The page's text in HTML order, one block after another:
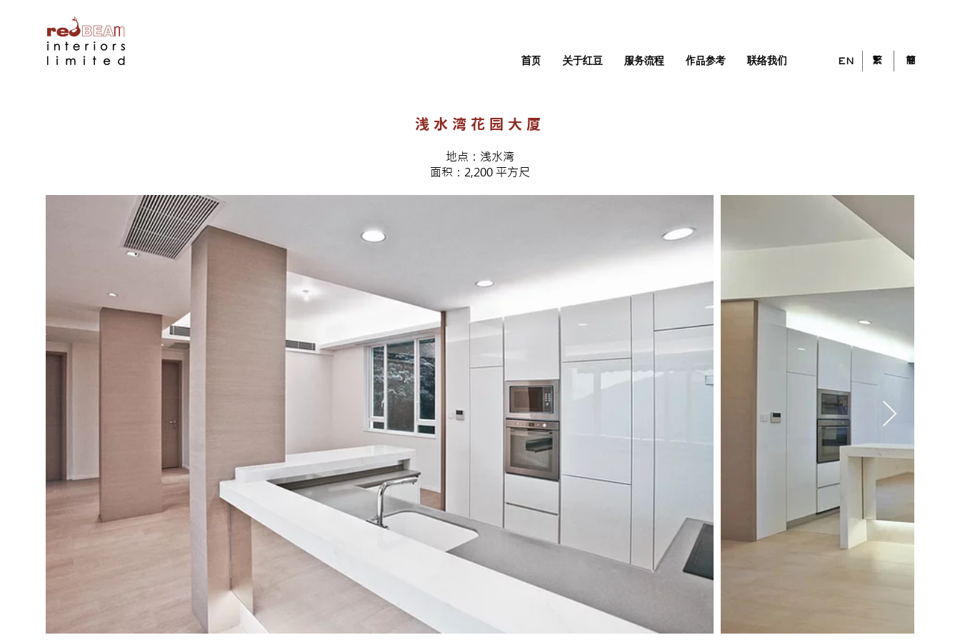
首页 关于红豆 服务流程 作品参考 联络我们 EN 繁 簡
浅水湾花园大厦
地点：浅水湾
面积：2,200 平方尺